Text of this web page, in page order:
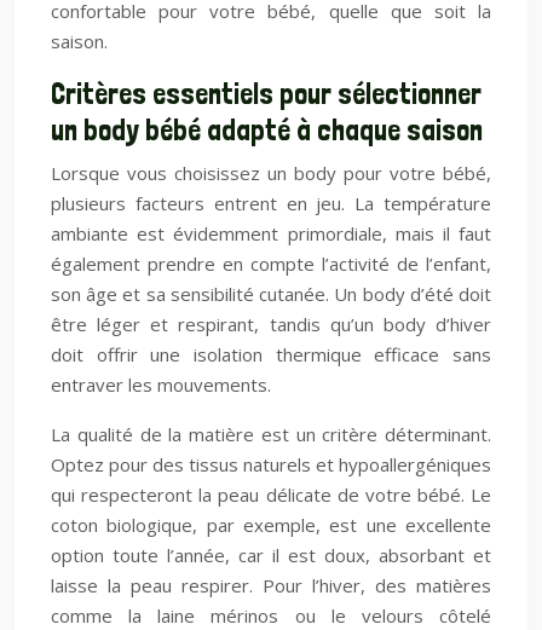
confortable pour votre bébé, quelle que soit la
saison.
Critères essentiels pour sélectionner
un body bébé adapté à chaque saison
Lorsque vous choisissez un body pour votre bébé,
plusieurs facteurs entrent en jeu. La température
ambiante est évidemment primordiale, mais il faut
également prendre en compte l’activité de l’enfant,
son âge et sa sensibilité cutanée. Un body d’été doit
être léger et respirant, tandis qu’un body d’hiver
doit offrir une isolation thermique efficace sans
entraver les mouvements.
La qualité de la matière est un critère déterminant.
Optez pour des tissus naturels et hypoallergéniques
qui respecteront la peau délicate de votre bébé. Le
coton biologique, par exemple, est une excellente
option toute l’année, car il est doux, absorbant et
laisse la peau respirer. Pour l’hiver, des matières
comme la laine mérinos ou le velours côtelé